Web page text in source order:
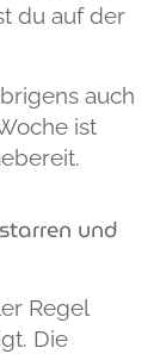
du auf der
auch
ist
und
Regel
Die